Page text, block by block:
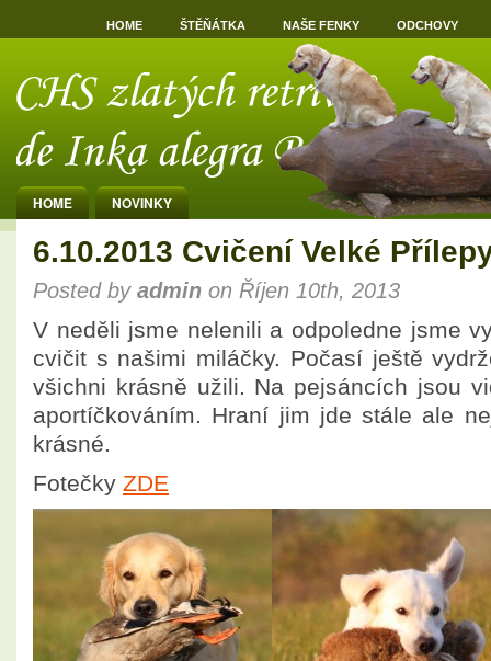
HOME ŠTĚŇÁTKA NAŠE FENKY ODCHOVY
HOME NOVINKY
6.10.2013 Cvičení Velké
Posted by admin on Říjen 10th, 2013
V neděli jsme nelenili a odpoledne jsme
cvičit s našimi miláčky. Počasí ještě
všichni krásně užili. Na pejsáncích jsou
aportíčkováním. Hraní jim jde stále ale
krásné.
Fotečky ZDE